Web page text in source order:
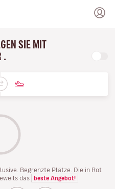
SIE MIT
.
Begrenzte Plätze. Die in Rot
das
beste Angebot!